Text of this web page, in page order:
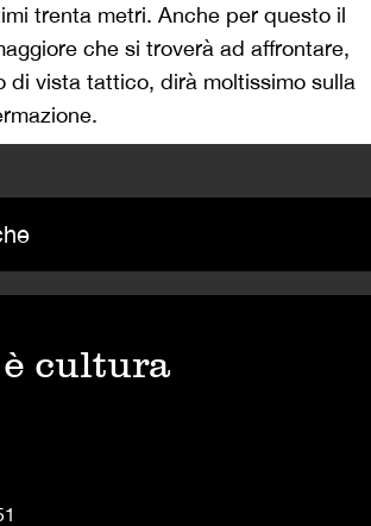
trenta metri. Anche per questo il
che si troverà ad affrontare,
di vista tattico, dirà moltissimo sulla
cultura